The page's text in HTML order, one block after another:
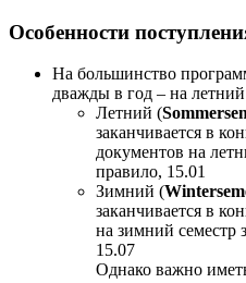
Особенности
На большинство
дважды в год – на
Летний (
заканчивается в
документов на
правило, 15.01
Зимний (
заканчивается в
на зимний семестр
15.07
Однако важно